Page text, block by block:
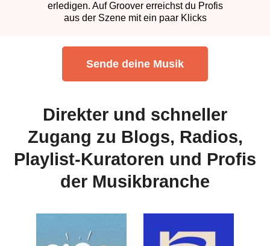
erledigen. Auf Groover erreichst du Profis
aus der Szene mit ein paar Klicks
Sende deine Musik
Direkter und schneller
Zugang zu Blogs, Radios,
Playlist-Kuratoren und Profis
der Musikbranche